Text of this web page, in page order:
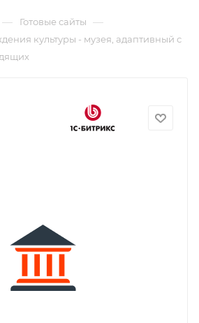
— Готовые сайты —
культуры - музея, адаптивный с